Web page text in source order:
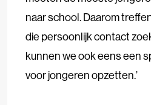
naar school. Daarom
die persoonlijk contact
kunnen we ook eens een
voor jongeren opzetten.’